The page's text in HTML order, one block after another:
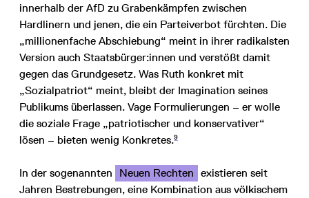
innerhalb der AfD zu Grabenkämpfen zwischen
Hardlinern und jenen, die ein Parteiverbot fürchten. Die
„millionenfache Abschiebung“ meint in ihrer radikalsten
Version auch Staatsbürger:innen und verstößt damit
gegen das Grundgesetz. Was Ruth konkret mit
„Sozialpatriot“ meint, bleibt der Imagination seines
Publikums überlassen. Vage Formulierungen – er wolle
die soziale Frage „patriotischer und konservativer“
lösen – bieten wenig Konkretes.9
In der sogenannten Neuen Rechten existieren seit
Jahren Bestrebungen, eine Kombination aus völkischem